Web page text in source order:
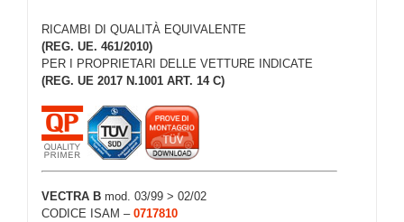
RICAMBI DI QUALITÀ EQUIVALENTE
(REG. UE. 461/2010)
PER I PROPRIETARI DELLE VETTURE INDICATE
(REG. UE 2017 N.1001 ART. 14 C)
VECTRA B mod. 03/99 > 02/02
CODICE ISAM – 0717810